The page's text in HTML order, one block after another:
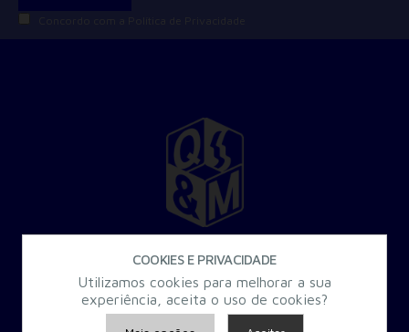
30 Anos a criar Formação Especializada para a Administração
COOKIES E PRIVACIDADE
Utilizamos cookies para melhorar a sua
experiência, aceita o uso de cookies?